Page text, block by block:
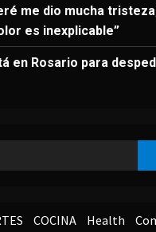
me dio mucha
es inexplicable”
en Rosario para
COCINA Health